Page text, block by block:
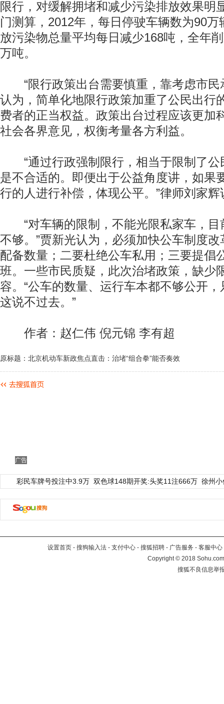
限行，对缓解拥堵和减少污染排放效果明
门测算，2012年，每日停驶车辆数为90
放污染物总量平均每日减少168吨，全年
万吨。
“限行政策出台需要慎重，靠考虑市民
认为，简单化地限行政策加重了公民出行
费者的正当权益。政策出台过程应该更加
社会各界意见，权衡考量各方利益。
“通过行政强制限行，相当于限制了公
是不合适的。即便出于公益角度讲，如果
行的人进行补偿，体现公平。”律师刘家辉
“对车辆的限制，不能光限私家车，目
不够。”贾新光认为，必须加快公车制度
配备数量；二要杜绝公车私用；三要提倡
班。一些市民质疑，此次治堵政策，缺少
容。“公车的数量、运行车本都不够公开
这说不过去。”
作者：赵仁伟 倪元锦 李有超
原标题：北京机动车新政焦点直击：治堵“组合拳”能否奏效
广告
彩民车牌号投注中3.9万 双色球148期开奖:头奖11注666万 徐州
设置首页 - 搜狗输入法 - 支付中心 - 搜狐招聘 - 广告服务 - 客服中心
Copyright©2018
搜狐不良信息举